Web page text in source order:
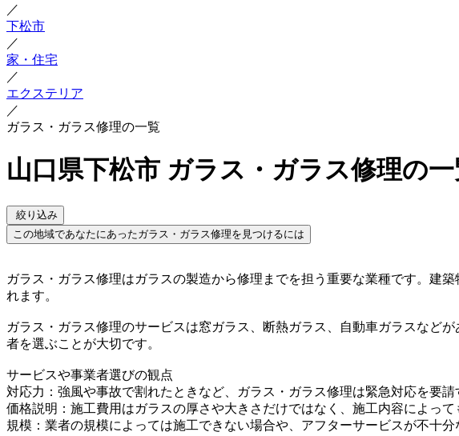
／
下松市
／
家・住宅
／
エクステリア
／
ガラス・ガラス修理の一覧
山口県下松市 ガラス・ガラス修理の
絞り込み
この地域であなたにあったガラス・ガラス修理を見つけるには
ガラス・ガラス修理はガラスの製造から修理までを担う重要な業種です。建
れます。
ガラス・ガラス修理のサービスは窓ガラス、断熱ガラス、自動車ガラスなど
者を選ぶことが大切です。
サービスや事業者選びの観点
対応力：強風や事故で割れたときなど、ガラス・ガラス修理は緊急対応を要
価格説明：施工費用はガラスの厚さや大きさだけではなく、施工内容によっ
規模：業者の規模によっては施工できない場合や、アフターサービスが不十